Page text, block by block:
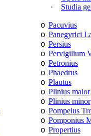
·
Studia
o Pacuvius
o Panegyrici
o Persius
o Pervigilium
o Petronius
o Phaedrus
o Plautus
o Plinius maior
o Plinius minor
o Pompeius
o Pomponius
o Propertius